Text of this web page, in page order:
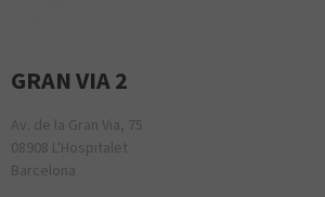
GRAN VIA 2
Av. de la Gran Via, 75
08908 L'Hospitalet
Barcelona